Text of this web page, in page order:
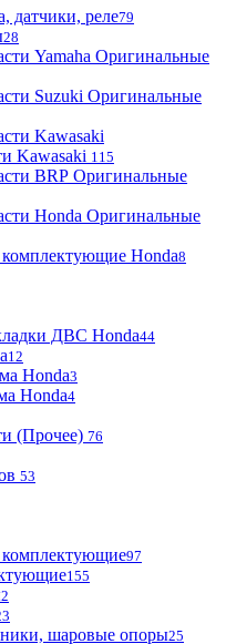
датчики, реле79
28
Оригинальные
Оригинальные
Kawasaki 115
Оригинальные
Оригинальные
Honda8
ДВС Honda44
12
Honda3
Honda4
(Прочее) 76
53
97
155
2
шаровые опоры25